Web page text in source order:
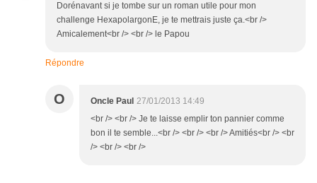
Dorénavant si je tombe sur un roman utile pour mon
challenge HexapolargonE, je te mettrais juste ça.<br />
Amicalement<br /> <br /> le Papou
Répondre
O Oncle Paul 27/01/2013 14:49
<br /> <br /> Je te laisse emplir ton pannier comme
bon il te semble...<br /> <br /> <br /> Amitiés<br /> <br
/> <br /> <br />